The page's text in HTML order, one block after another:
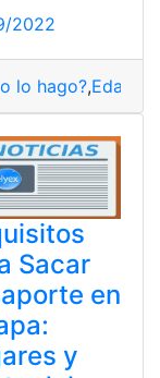
Personas
2022
lo hago?,Edad
Sacar
en
y